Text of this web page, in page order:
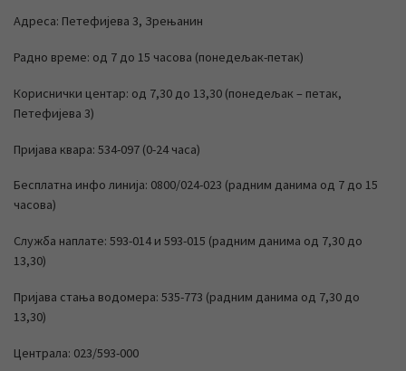
Адреса: Петефијева 3, Зрењанин
Радно време: од 7 до 15 часова (понедељак-петак)
Кориснички центар: од 7,30 до 13,30 (понедељак – петак,
Петефијева 3)
Пријава квара: 534-097 (0-24 часа)
Бесплатна инфо линија: 0800/024-023 (радним данима од 7 до 15
часова)
Служба наплате: 593-014 и 593-015 (радним данима од 7,30 до
13,30)
Пријава стања водомера: 535-773 (радним данима од 7,30 до
13,30)
Централа: 023/593-000